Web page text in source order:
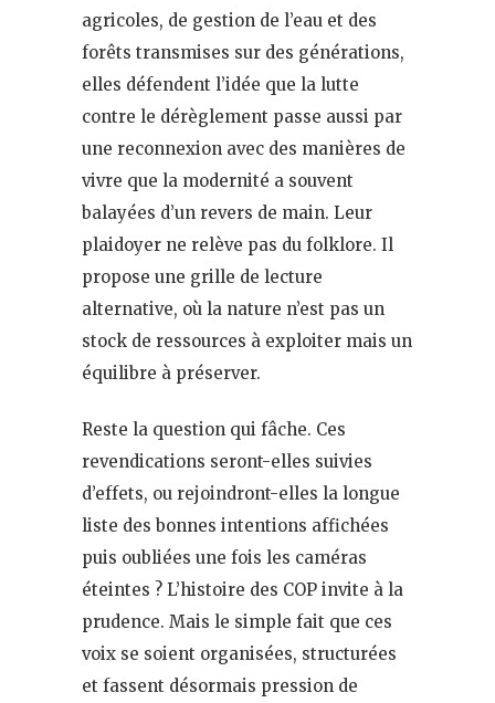
agricoles, de gestion de l’eau et des
forêts transmises sur des générations,
elles défendent l’idée que la lutte
contre le dérèglement passe aussi par
une reconnexion avec des manières de
vivre que la modernité a souvent
balayées d’un revers de main. Leur
plaidoyer ne relève pas du folklore. Il
propose une grille de lecture
alternative, où la nature n’est pas un
stock de ressources à exploiter mais un
équilibre à préserver.
Reste la question qui fâche. Ces
revendications seront-elles suivies
d’effets, ou rejoindront-elles la longue
liste des bonnes intentions affichées
puis oubliées une fois les caméras
éteintes ? L’histoire des COP invite à la
prudence. Mais le simple fait que ces
voix se soient organisées, structurées
et fassent désormais pression de